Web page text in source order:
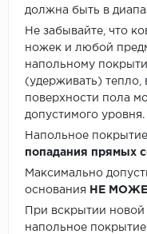
должна быть в
Не забывайте, что
ножек и любой
напольному
(удерживать) тепло,
поверхности пола
допустимого уровня.
Напольное
попадания прямых
Максимально
основания
НЕ
При вскрытии новой
напольное